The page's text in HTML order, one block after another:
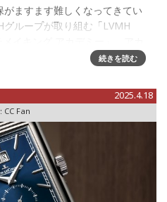
ますます難しくなってきてい
ループが取り組む「LVMH
要な学校の形態ではなく、LVM
続きを読む
2025.4.18
CC Fan